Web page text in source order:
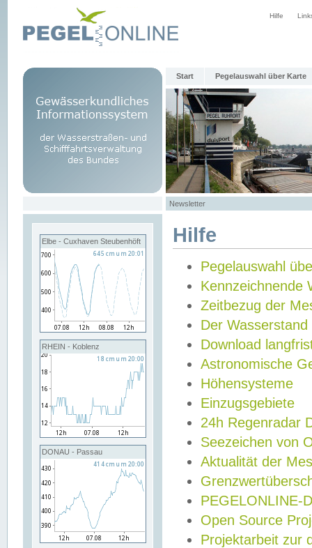
Hilfe
Start Pegelauswahl über Karte
Newsletter
Elbe - Cuxhaven Steubenhöft
RHEIN - Koblenz
DONAU - Passau
Hilfe
Pegelauswahl
Kennzeichnende
Zeitbezug der
Der Wasserstand
Download
Astronomische
Höhensysteme
Einzugsgebiete
24h Regenradar
Seezeichen von
Aktualität der
PEGELONLINE-
Open Source
Projektarbeit zur